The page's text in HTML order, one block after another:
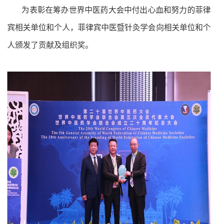
为表彰在筹办世界中医药大会中付出心血和努力的菲律
宾相关单位和个人，菲律宾中医暨针灸学会向相关单位和个
人颁发了贡献及组织奖。